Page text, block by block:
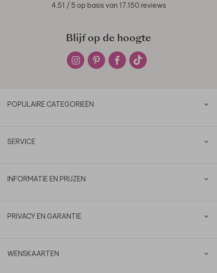
4.51 / 5 op basis van 17.150 reviews
Blijf op de hoogte
POPULAIRE CATEGORIEËN
SERVICE
INFORMATIE EN PRIJZEN
PRIVACY EN GARANTIE
WENSKAARTEN